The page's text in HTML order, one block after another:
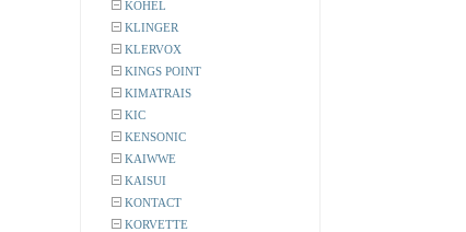
KOHEL
KLINGER
KLERVOX
KINGS POINT
KIMATRAIS
KIC
KENSONIC
KAIWWE
KAISUI
KONTACT
KORVETTE